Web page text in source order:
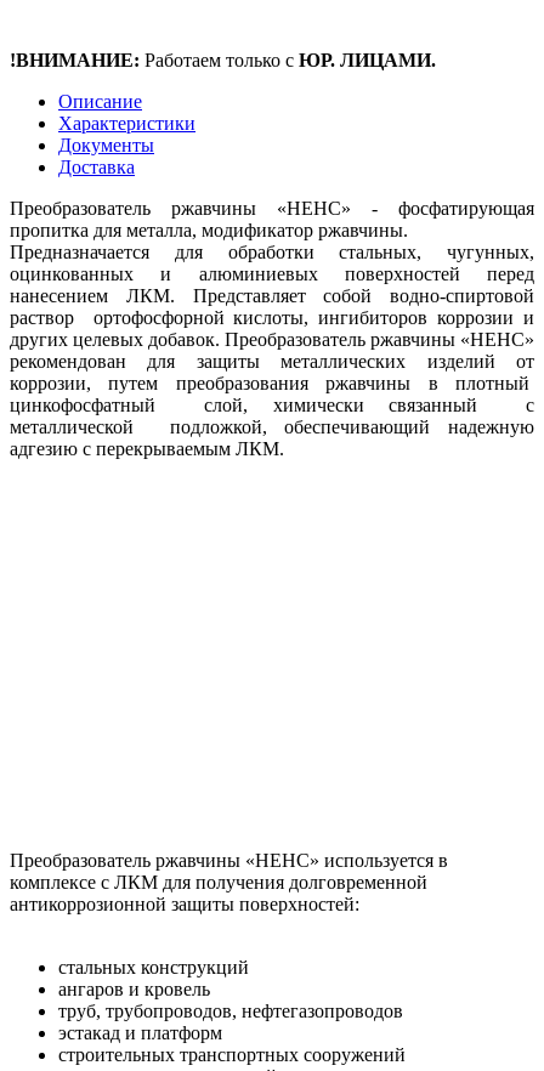
!ВНИМАНИЕ: Работаем только с ЮР. ЛИЦАМИ.
Описание
Характеристики
Документы
Доставка
Преобразователь ржавчины «НЕНС» - фосфатирующая
пропитка для металла, модификатор ржавчины.
Предназначается для обработки стальных, чугунных,
оцинкованных и алюминиевых поверхностей перед
нанесением ЛКМ. Представляет собой водно-спиртовой
раствор ортофосфорной кислоты, ингибиторов коррозии и
других целевых добавок. Преобразователь ржавчины «НЕНС»
рекомендован для защиты металлических изделий от
коррозии, путем преобразования ржавчины в плотный
цинкофосфатный слой, химически связанный с
металлической подложкой, обеспечивающий надежную
адгезию с перекрываемым ЛКМ.
Преобразователь ржавчины «НЕНС» используется в
комплексе с ЛКМ для получения долговременной
антикоррозионной защиты поверхностей:
стальных конструкций
ангаров и кровель
труб, трубопроводов, нефтегазопроводов
эстакад и платформ
строительных транспортных сооружений